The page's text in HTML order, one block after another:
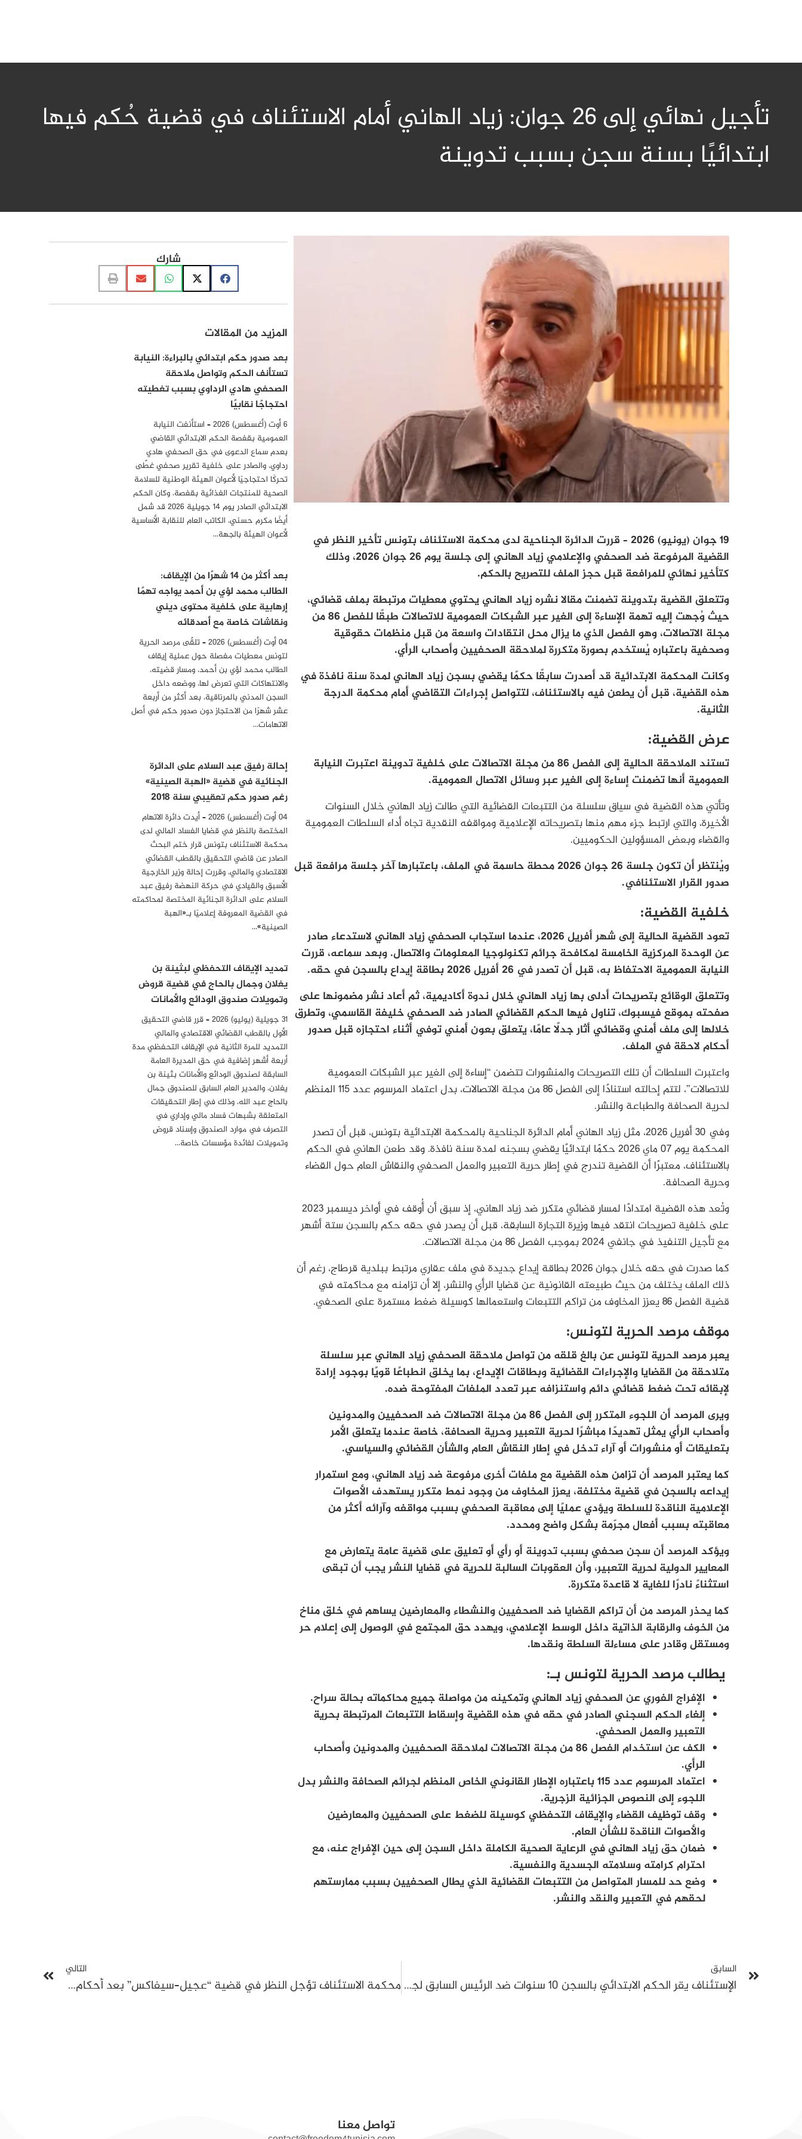
تأجيل نهائي إلى 26 جوان: زياد الهاني أمام الاستئناف في قضية حُكم فيها
ابتدائيًا بسنة سجن بسبب تدوينة
19 جوان (يونيو) 2026 – قررت الدائرة الجناحية لدى محكمة الاستئناف بتونس تأخير النظر في
القضية المرفوعة ضد الصحفي والإعلامي زياد الهاني إلى جلسة يوم 26 جوان 2026، وذلك
كتأخير نهائي للمرافعة قبل حجز الملف للتصريح بالحكم.
وتتعلق القضية بتدوينة تضمنت مقالا نشره زياد الهاني يحتوي معطيات مرتبطة بملف قضائي،
حيث وُجهت إليه تهمة الإساءة إلى الغير عبر الشبكات العمومية للاتصالات طبقًا للفصل 86 من
مجلة الاتصالات، وهو الفصل الذي ما يزال محل انتقادات واسعة من قبل منظمات حقوقية
وصحفية باعتباره يُستخدم بصورة متكررة لملاحقة الصحفيين وأصحاب الرأي.
وكانت المحكمة الابتدائية قد أصدرت سابقًا حكمًا يقضي بسجن زياد الهاني لمدة سنة نافذة في
هذه القضية، قبل أن يطعن فيه بالاستئناف، لتتواصل إجراءات التقاضي أمام محكمة الدرجة
الثانية.
عرض القضية:
تستند الملاحقة الحالية إلى الفصل 86 من مجلة الاتصالات على خلفية تدوينة اعتبرت النيابة
العمومية أنها تضمنت إساءة إلى الغير عبر وسائل الاتصال العمومية.
وتأتي هذه القضية في سياق سلسلة من التتبعات القضائية التي طالت زياد الهاني خلال السنوات
الأخيرة، والتي ارتبط جزء مهم منها بتصريحاته الإعلامية ومواقفه النقدية تجاه أداء السلطات العمومية
والقضاء وبعض المسؤولين الحكوميين.
ويُنتظر أن تكون جلسة 26 جوان 2026 محطة حاسمة في الملف، باعتبارها آخر جلسة مرافعة قبل
صدور القرار الاستئنافي.
خلفية القضية:
تعود القضية الحالية إلى شهر أفريل 2026، عندما استجاب الصحفي زياد الهاني لاستدعاء صادر
عن الوحدة المركزية الخامسة لمكافحة جرائم تكنولوجيا المعلومات والاتصال. وبعد سماعه، قررت
النيابة العمومية الاحتفاظ به، قبل أن تصدر في 26 أفريل 2026 بطاقة إيداع بالسجن في حقه.
وتتعلق الوقائع بتصريحات أدلى بها زياد الهاني خلال ندوة أكاديمية، ثم أعاد نشر مضمونها على
صفحته بموقع فيسبوك، تناول فيها الحكم القضائي الصادر ضد الصحفي خليفة القاسمي، وتطرق
خلالها إلى ملف أمني وقضائي أثار جدلًا عامًا، يتعلق بعون أمني توفي أثناء احتجازه قبل صدور
أحكام لاحقة في الملف.
واعتبرت السلطات أن تلك التصريحات والمنشورات تتضمن “إساءة إلى الغير عبر الشبكات العمومية
للاتصالات”، لتتم إحالته استنادًا إلى الفصل 86 من مجلة الاتصالات، بدل اعتماد المرسوم عدد 115 المنظم
لحرية الصحافة والطباعة والنشر.
وفي 30 أفريل 2026، مثل زياد الهاني أمام الدائرة الجناحية بالمحكمة الابتدائية بتونس، قبل أن تصدر
المحكمة يوم 07 ماي 2026 حكمًا ابتدائيًا يقضي بسجنه لمدة سنة نافذة. وقد طعن الهاني في الحكم
بالاستئناف، معتبرًا أن القضية تندرج في إطار حرية التعبير والعمل الصحفي والنقاش العام حول القضاء
وحرية الصحافة.
وتُعد هذه القضية امتدادًا لمسار قضائي متكرر ضد زياد الهاني، إذ سبق أن أُوقف في أواخر ديسمبر 2023
على خلفية تصريحات انتقد فيها وزيرة التجارة السابقة، قبل أن يصدر في حقه حكم بالسجن ستة أشهر
مع تأجيل التنفيذ في جانفي 2024 بموجب الفصل 86 من مجلة الاتصالات.
كما صدرت في حقه خلال جوان 2026 بطاقة إيداع جديدة في ملف عقاري مرتبط ببلدية قرطاج، رغم أن
ذلك الملف يختلف من حيث طبيعته القانونية عن قضايا الرأي والنشر، إلا أن تزامنه مع محاكمته في
قضية الفصل 86 يعزز المخاوف من تراكم التتبعات واستعمالها كوسيلة ضغط مستمرة على الصحفي.
موقف مرصد الحرية لتونس:
يعبر مرصد الحرية لتونس عن بالغ قلقه من تواصل ملاحقة الصحفي زياد الهاني عبر سلسلة
متلاحقة من القضايا والإجراءات القضائية وبطاقات الإيداع، بما يخلق انطباعًا قويًا بوجود إرادة
لإبقائه تحت ضغط قضائي دائم واستنزافه عبر تعدد الملفات المفتوحة ضده.
ويرى المرصد أن اللجوء المتكرر إلى الفصل 86 من مجلة الاتصالات ضد الصحفيين والمدونين
وأصحاب الرأي يمثل تهديدًا مباشرًا لحرية التعبير وحرية الصحافة، خاصة عندما يتعلق الأمر
بتعليقات أو منشورات أو آراء تدخل في إطار النقاش العام والشأن القضائي والسياسي.
كما يعتبر المرصد أن تزامن هذه القضية مع ملفات أخرى مرفوعة ضد زياد الهاني، ومع استمرار
إيداعه بالسجن في قضية مختلفة، يعزز المخاوف من وجود نمط متكرر يستهدف الأصوات
الإعلامية الناقدة للسلطة ويؤدي عمليًا إلى معاقبة الصحفي بسبب مواقفه وآرائه أكثر من
معاقبته بسبب أفعال مجرّمة بشكل واضح ومحدد.
ويؤكد المرصد أن سجن صحفي بسبب تدوينة أو رأي أو تعليق على قضية عامة يتعارض مع
المعايير الدولية لحرية التعبير، وأن العقوبات السالبة للحرية في قضايا النشر يجب أن تبقى
استثناءً نادرًا للغاية لا قاعدة متكررة.
كما يحذر المرصد من أن تراكم القضايا ضد الصحفيين والنشطاء والمعارضين يساهم في خلق مناخ
من الخوف والرقابة الذاتية داخل الوسط الإعلامي، ويهدد حق المجتمع في الوصول إلى إعلام حر
ومستقل وقادر على مساءلة السلطة ونقدها.
يطالب مرصد الحرية لتونس بـ:
الإفراج الفوري عن الصحفي زياد الهاني وتمكينه من مواصلة جميع محاكماته بحالة سراح.
إلغاء الحكم السجني الصادر في حقه في هذه القضية وإسقاط التتبعات المرتبطة بحرية
التعبير والعمل الصحفي.
الكف عن استخدام الفصل 86 من مجلة الاتصالات لملاحقة الصحفيين والمدونين وأصحاب
الرأي.
اعتماد المرسوم عدد 115 باعتباره الإطار القانوني الخاص المنظم لجرائم الصحافة والنشر بدل
اللجوء إلى النصوص الجزائية الزجرية.
وقف توظيف القضاء والإيقاف التحفظي كوسيلة للضغط على الصحفيين والمعارضين
والأصوات الناقدة للشأن العام.
ضمان حق زياد الهاني في الرعاية الصحية الكاملة داخل السجن إلى حين الإفراج عنه، مع
احترام كرامته وسلامته الجسدية والنفسية.
وضع حد للمسار المتواصل من التتبعات القضائية الذي يطال الصحفيين بسبب ممارستهم
لحقهم في التعبير والنقد والنشر.
شارك
المزيد من المقالات
بعد صدور حكم ابتدائي بالبراءة: النيابة
تستأنف الحكم وتواصل ملاحقة
الصحفي هادي الرداوي بسبب تغطيته
احتجاجًا نقابيًا
6 أوت (أغسطس) 2026 – استأنفت النيابة
العمومية بقفصة الحكم الابتدائي القاضي
بعدم سماع الدعوى في حق الصحفي هادي
رداوي، والصادر على خلفية تقرير صحفي غطّى
تحركًا احتجاجيًا لأعوان الهيئة الوطنية للسلامة
الصحية للمنتجات الغذائية بقفصة. وكان الحكم
الابتدائي الصادر يوم 14 جويلية 2026 قد شمل
أيضًا مكرم حسني، الكاتب العام للنقابة الأساسية
لأعوان الهيئة بالجهة…
بعد أكثر من 14 شهرًا من الإيقاف:
الطالب محمد لؤي بن أحمد يواجه تهمًا
إرهابية على خلفية محتوى ديني
ونقاشات خاصة مع أصدقائه
04 أوت (أغسطس) 2026 – تلقّى مرصد الحرية
لتونس معطيات مفصلة حول عملية إيقاف
الطالب محمد لؤي بن أحمد، ومسار قضيته،
والانتهاكات التي تعرض لها، ووضعه داخل
السجن المدني بالمرناقية، بعد أكثر من أربعة
عشر شهرًا من الاحتجاز دون صدور حكم في أصل
الاتهامات…
إحالة رفيق عبد السلام على الدائرة
الجنائية في قضية «الهبة الصينية»
رغم صدور حكم تعقيبي سنة 2018
04 أوت (أغسطس) 2026 – أيدت دائرة الاتهام
المختصة بالنظر في قضايا الفساد المالي لدى
محكمة الاستئناف بتونس قرار ختم البحث
الصادر عن قاضي التحقيق بالقطب القضائي
الاقتصادي والمالي، وقررت إحالة وزير الخارجية
الأسبق والقيادي في حركة النهضة رفيق عبد
السلام على الدائرة الجنائية المختصة لمحاكمته
في القضية المعروفة إعلاميًا بـ«الهبة
الصينية»…
تمديد الإيقاف التحفظي لبثينة بن
يغلان وجمال بالحاج في قضية قروض
وتمويلات صندوق الودائع والأمانات
31 جويلية (يوليو) 2026 – قرر قاضي التحقيق
الأول بالقطب القضائي الاقتصادي والمالي
التمديد للمرة الثانية في الإيقاف التحفظي مدة
أربعة أشهر إضافية في حق المديرة العامة
السابقة لصندوق الودائع والأمانات بثينة بن
يغلان، والمدير العام السابق للصندوق جمال
بالحاج عبد الله، وذلك في إطار التحقيقات
المتعلقة بشبهات فساد مالي وإداري في
التصرف في موارد الصندوق وإسناد قروض
وتمويلات لفائدة مؤسسات خاصة…
السابق
الإستئناف يقر الحكم الابتدائي بالسجن 10 سنوات ضد الرئيس السابق لجمعية أصدقاء كتبة المحاكم مع تعديل التكييف القانوني
التالي
محكمة الاستئناف تؤجل النظر في قضية “عجيل–سيفاكس” بعد أحكام ابتدائية بسجن محمد فريخة 7 سنوات وعبد الكريم الهاروني عامين
تواصل معنا